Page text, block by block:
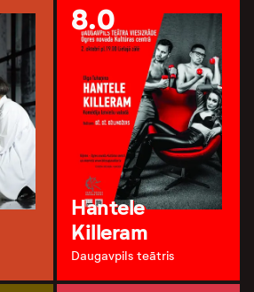
8.0
Hantele
Killeram
Daugavpils teātris